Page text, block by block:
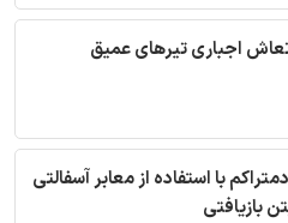
اجباری تیرهای عمیق
با استفاده از معابر آسفالتی
بازیافتی